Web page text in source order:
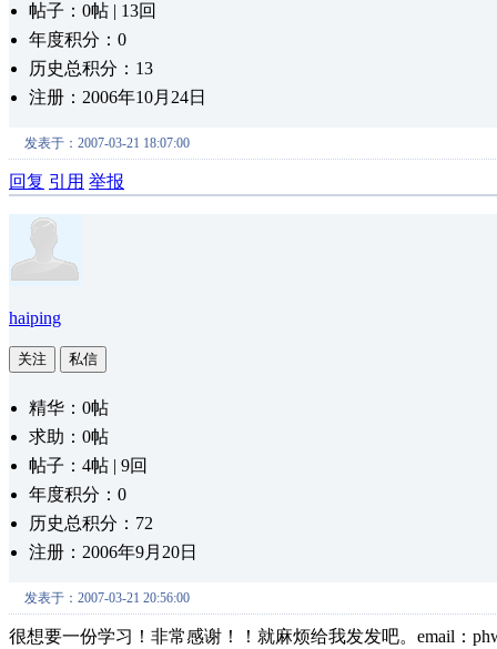
帖子：0帖 | 13回
年度积分：0
历史总积分：13
注册：2006年10月24日
发表于：2007-03-21 18:07:00
回复 引用 举报
haiping
关注 私信
精华：0帖
求助：0帖
帖子：4帖 | 9回
年度积分：0
历史总积分：72
注册：2006年9月20日
发表于：2007-03-21 20:56:00
很想要一份学习！非常感谢！！就麻烦给我发发吧。email：